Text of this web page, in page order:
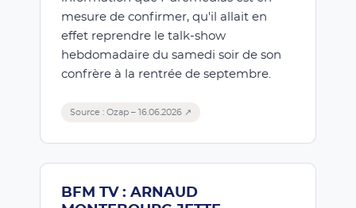
mesure de confirmer, qu'il allait en
effet reprendre le talk-show
hebdomadaire du samedi soir de son
confrère à la rentrée de septembre.
Source : Ozap – 16.06.2026 ↗
BFM TV : ARNAUD